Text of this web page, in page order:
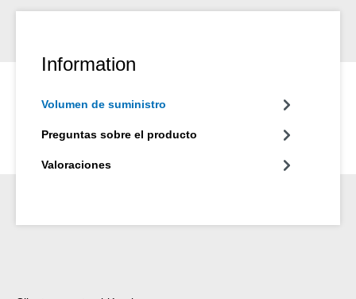
Information
Volumen de suministro
Preguntas sobre el producto
Valoraciones